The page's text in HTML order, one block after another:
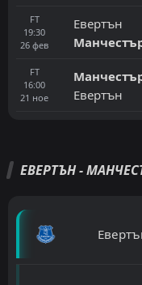
FT
19:30
26 фев
Евертън
FT
16:00
21 ное
Евертън
ЕВЕРТЪН -